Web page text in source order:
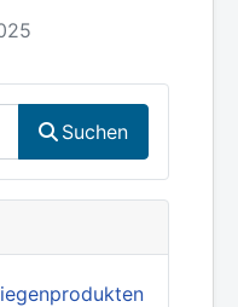
Suchen